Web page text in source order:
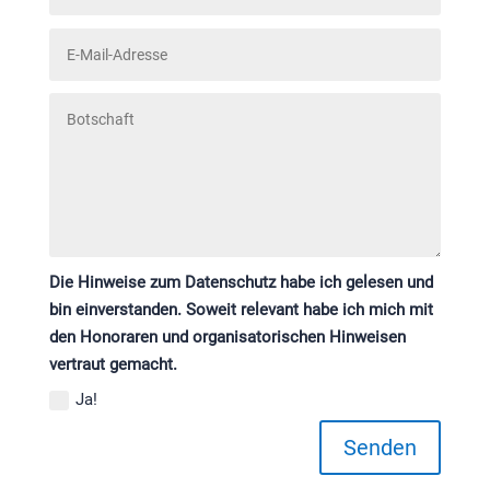
Die Hinweise zum Datenschutz habe ich gelesen und
bin einverstanden. Soweit relevant habe ich mich mit
den Honoraren und organisatorischen Hinweisen
vertraut gemacht.
Ja!
Senden